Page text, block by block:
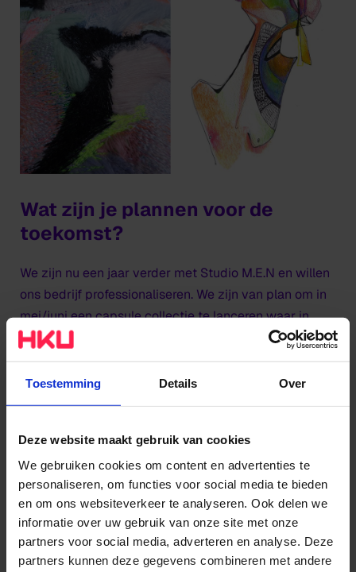
Toestemming Details Over
Deze website maakt gebruik van cookies
We gebruiken cookies om content en advertenties te
personaliseren, om functies voor social media te bieden
en om ons websiteverkeer te analyseren. Ook delen we
informatie over uw gebruik van onze site met onze
partners voor social media, adverteren en analyse. Deze
partners kunnen deze gegevens combineren met andere
Wat zijn je plannen voor de
toekomst?
We zijn nu een jaar verder met Studio M.E.N en willen
ons bedrijf professionaliseren. We zijn van plan om in
mei/juni een capsule collectie te lanceren waar in
ieder geval 1 item in productie wordt genomen. We
zullen ons meer gaan focussen op onze branding.
Daarnaast hoop ik dat ik les kan blijven geven en tijd
over heb om illustraties te maken!
Wat is je advies voor aanstaande
studenten?
Studeren aan de kunstacademie is heel hard werken
maar wel het allerleukste wat er is! Als je echt iets in
de mode wilt gaan doen dan betekent dat hard